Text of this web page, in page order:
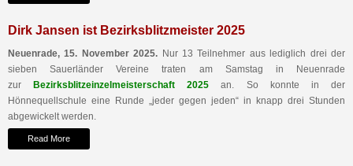
Dirk Jansen ist Bezirksblitzmeister 2025
Neuenrade, 15. November 2025. Nur 13 Teilnehmer aus lediglich drei der
sieben Sauerländer Vereine traten am Samstag in Neuenrade
zur
Bezirksblitzeinzelmeisterschaft 2025 an. So konnte in der
Hönnequellschule eine Runde „jeder gegen jeden“ in knapp drei Stunden
abgewickelt werden.
Read More